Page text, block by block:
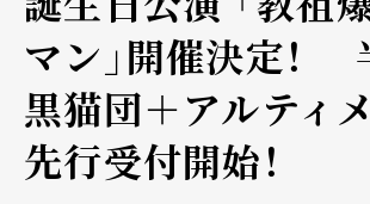
マン」開催決定！
黒猫団＋アルティ
先行受付開始！